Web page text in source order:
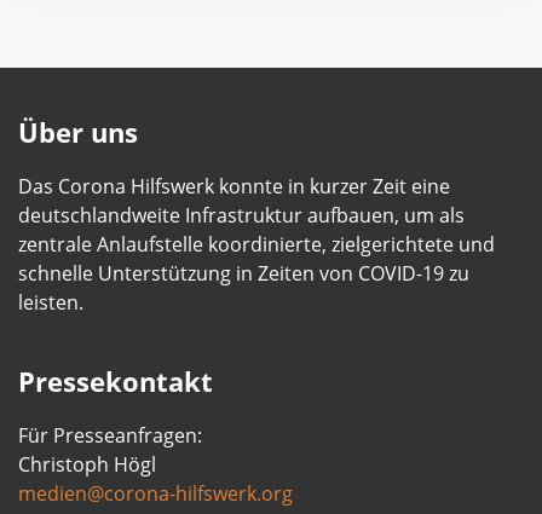
Über uns
Das Corona Hilfswerk konnte in kurzer Zeit eine
deutschlandweite Infrastruktur aufbauen, um als
zentrale Anlaufstelle koordinierte, zielgerichtete und
schnelle Unterstützung in Zeiten von COVID-19 zu
leisten.
Pressekontakt
Für Presseanfragen:
Christoph Högl
medien@corona-hilfswerk.org